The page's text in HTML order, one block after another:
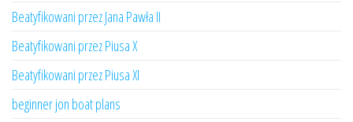
Beatyfikowani przez Jana Pawła II
Beatyfikowani przez Piusa X
Beatyfikowani przez Piusa XI
beginner jon boat plans